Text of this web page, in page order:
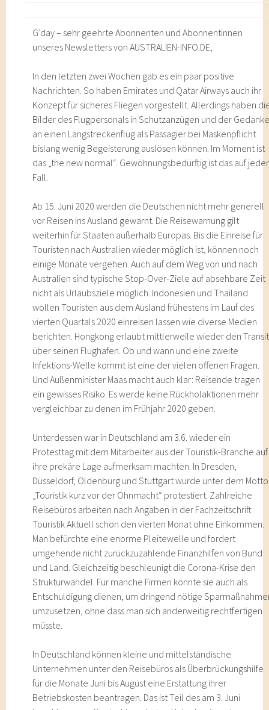
G’day – sehr geehrte Abonnenten und Abonnentinnen
unseres Newsletters von AUSTRALIEN-INFO.DE,
In den letzten zwei Wochen gab es ein paar positive
Nachrichten. So haben Emirates und Qatar Airways auch ihr
Konzept für sicheres Fliegen vorgestellt. Allerdings haben
Bilder des Flugpersonals in Schutzanzügen und der
an einen Langstreckenflug als Passagier bei Maskenpflicht
bislang wenig Begeisterung auslösen können. Im Moment ist
das „the new normal“. Gewöhnungsbedürftig ist das auf
Fall.
Ab 15. Juni 2020 werden die Deutschen nicht mehr generell
vor Reisen ins Ausland gewarnt. Die Reisewarnung gilt
weiterhin für Staaten außerhalb Europas. Bis die Einreise für
Touristen nach Australien wieder möglich ist, können noch
einige Monate vergehen. Auch auf dem Weg von und nach
Australien sind typische Stop-Over-Ziele auf absehbare Zeit
nicht als Urlaubsziele möglich. Indonesien und Thailand
wollen Touristen aus dem Ausland frühestens im Lauf des
vierten Quartals 2020 einreisen lassen wie diverse Medien
berichten. Hongkong erlaubt mittlerweile wieder den Transit
über seinen Flughafen. Ob und wann und eine zweite
Infektions-Welle kommt ist eine der vielen offenen Fragen.
Und Außenminister Maas macht auch klar: Reisende tragen
ein gewisses Risiko. Es werde keine Rückholaktionen mehr
vergleichbar zu denen im Frühjahr 2020 geben.
Unterdessen war in Deutschland am 3.6. wieder ein
Protesttag mit dem Mitarbeiter aus der Touristik-Branche auf
ihre prekäre Lage aufmerksam machten. In Dresden,
Düsseldorf, Oldenburg und Stuttgart wurde unter dem Motto
„Touristik kurz vor der Ohnmacht“ protestiert. Zahlreiche
Reisebüros arbeiten nach Angaben in der Fachzeitschrift
Touristik Aktuell schon den vierten Monat ohne Einkommen.
Man befürchte eine enorme Pleitewelle und fordert
umgehende nicht zurückzuzahlende Finanzhilfen von Bund
und Land. Gleichzeitig beschleunigt die Corona-Krise den
Strukturwandel. Für manche Firmen könnte sie auch als
Entschuldigung dienen, um dringend nötige
umzusetzen, ohne dass man sich anderweitig rechtfertigen
müsste.
In Deutschland können kleine und mittelständische
Unternehmen unter den Reisebüros als Überbrückungshilfe
für die Monate Juni bis August eine Erstattung ihrer
Betriebskosten beantragen. Das ist Teil des am 3. Juni